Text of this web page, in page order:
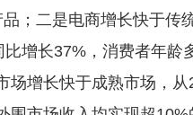
；二是电商增长快于传
比增长37%，消费者年
增长快于成熟市场，